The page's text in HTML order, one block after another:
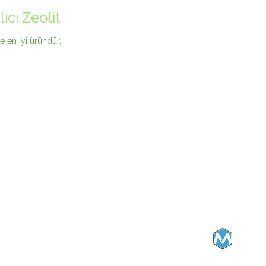
Zeolit
en iyi üründür.